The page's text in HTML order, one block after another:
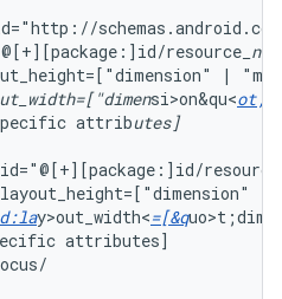
resource
|
si>on&qu<ot;
attributes]
y>out_width<=[&q
attributes]